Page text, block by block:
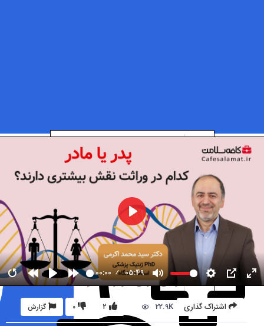
00:00 05:49
اشتراک گذاری 22.9K گزارش 0 2